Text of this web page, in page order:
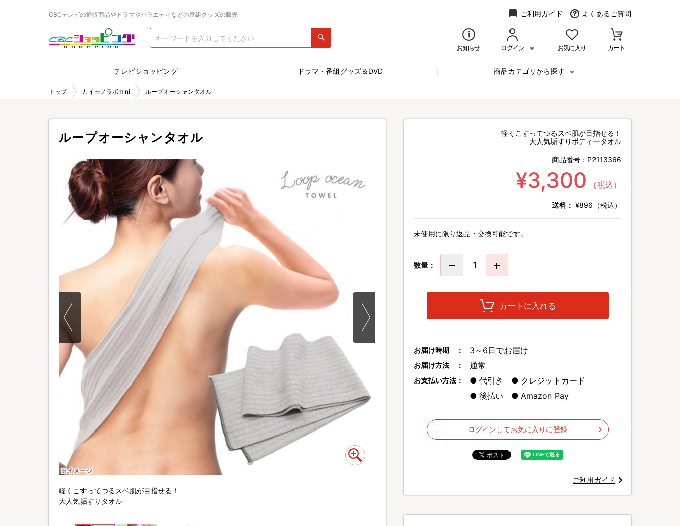
CBCテレビの通販商品やドラマやバラエティなどの番組グッズの販売 ご利用ガイド よくあるご質問
お知らせ ログイン お気に入り カート
テレビショッピング ドラマ・番組グッズ＆DVD 商品カテゴリから探す
トップ カイモノラボmini ループオーシャンタオル
ループオーシャンタオル
軽くこすってつるスベ肌が目指せる！
大人気垢すりタオル
軽くこすってつるスベ肌が目指せる！
大人気垢すりボディータオル
商品番号： P2113366
¥3,300 （税込）
送料： ¥896（税込）
未使用に限り返品・交換可能です。
数量：
カートに入れる
お届け時期 ： 3～6日でお届け
お届け方法 ： 通常
お支払い方法： 代引き
クレジットカード
後払い
Amazon Pay
ログインしてお気に入りに登録
ご利用ガイド